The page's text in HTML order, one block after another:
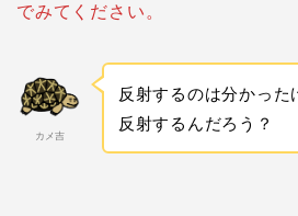
でみてください。
カメ吉
反射するのは分かっ
反射するんだろう？